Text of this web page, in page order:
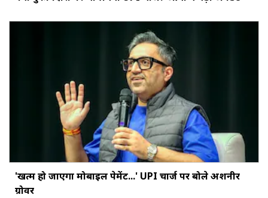
'खत्‍म हो जाएगा मोबाइल पेमेंट...' UPI चार्ज पर बोले अशनीर
ग्रोवर